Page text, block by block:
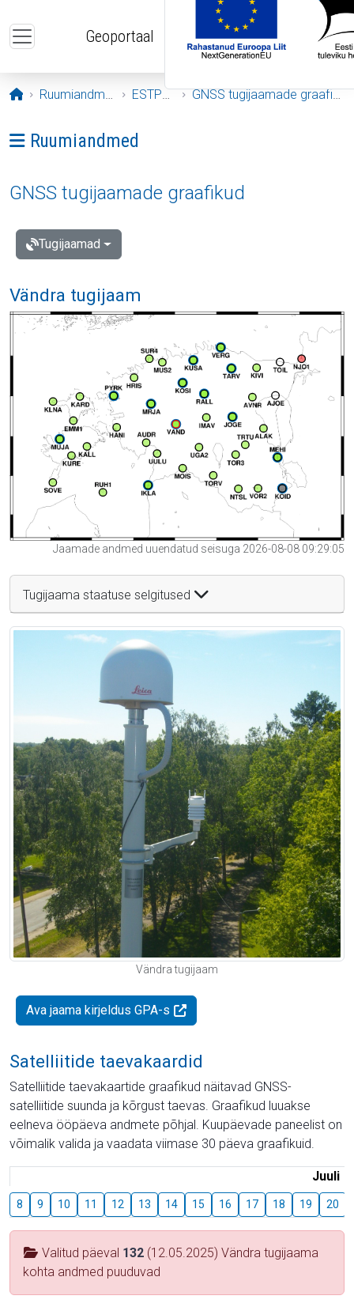
Geoportaal
Avaleht
Ruumiandmed ESTPOS GNSS tugijaamade graafikud
Ava menüü: Ruumiandmed
Ruumiandmed
GNSS tugijaamade graafikud
Tugijaamad
Vändra tugijaam
Jaamade andmed uuendatud seisuga 2026-08-08 09:29:05
Tugijaama staatuse selgitused
Vändra tugijaam
Ava jaama kirjeldus GPA-s
Satelliitide taevakaardid
Satelliitide taevakaartide graafikud näitavad GNSS-
satelliitide suunda ja kõrgust taevas. Graafikud luuakse
eelneva ööpäeva andmete põhjal. Kuupäevade paneelist on
võimalik valida ja vaadata viimase 30 päeva graafikuid.
Juuli
8 9 10 11 12 13 14 15 16 17 18 19 20
Valitud päeval 132 (12.05.2025) Vändra tugijaama
kohta andmed puuduvad